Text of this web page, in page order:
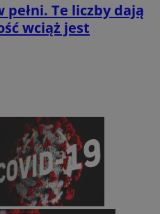
Te liczby dają
wciąż jest